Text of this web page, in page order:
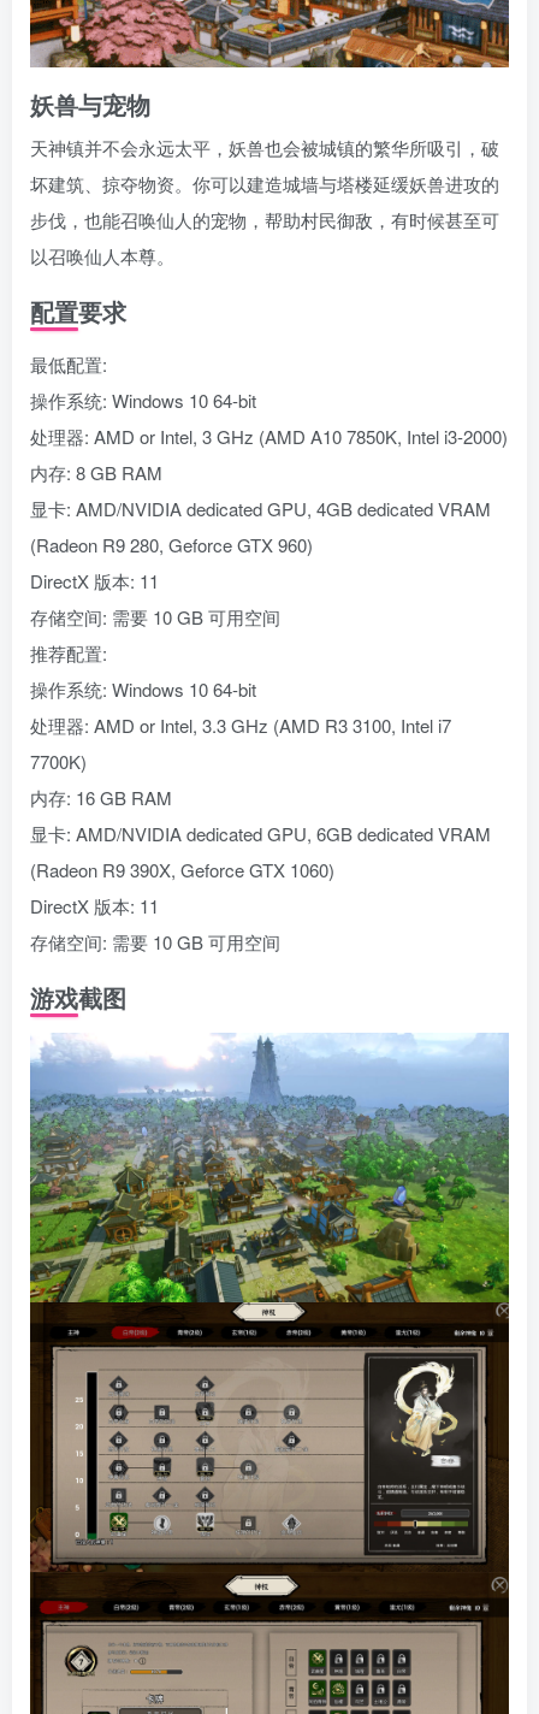
妖兽与宠物
天神镇并不会永远太平，妖兽也会被城镇的繁华所吸引，破
坏建筑、掠夺物资。你可以建造城墙与塔楼延缓妖兽进攻的
步伐，也能召唤仙人的宠物，帮助村民御敌，有时候甚至可
以召唤仙人本尊。
配置要求
最低配置:
操作系统: Windows 10 64-bit
处理器: AMD or Intel, 3 GHz (AMD A10 7850K, Intel i3-2000)
内存: 8 GB RAM
显卡: AMD/NVIDIA dedicated GPU, 4GB dedicated VRAM
(Radeon R9 280, Geforce GTX 960)
DirectX 版本: 11
存储空间: 需要 10 GB 可用空间
推荐配置:
操作系统: Windows 10 64-bit
处理器: AMD or Intel, 3.3 GHz (AMD R3 3100, Intel i7
7700K)
内存: 16 GB RAM
显卡: AMD/NVIDIA dedicated GPU, 6GB dedicated VRAM
(Radeon R9 390X, Geforce GTX 1060)
DirectX 版本: 11
存储空间: 需要 10 GB 可用空间
游戏截图